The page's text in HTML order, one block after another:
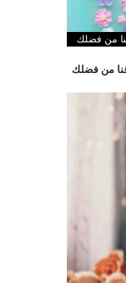
من فضلك
من فضلك